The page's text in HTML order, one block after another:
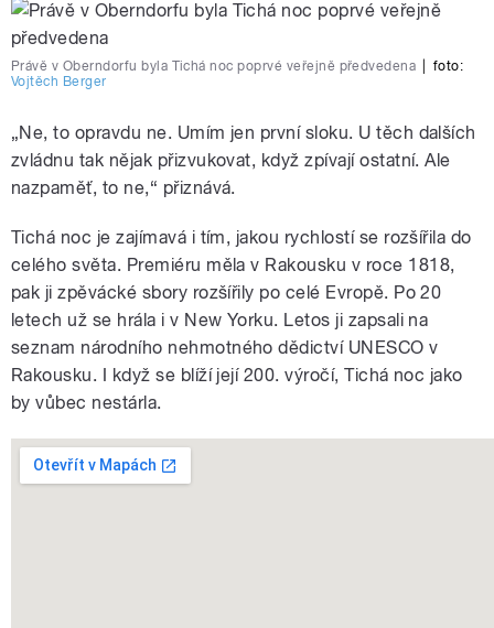
Právě v Oberndorfu byla Tichá noc poprvé veřejně předvedena
foto:
Vojtěch Berger
„Ne, to opravdu ne. Umím jen první sloku. U těch dalších
zvládnu tak nějak přizvukovat, když zpívají ostatní. Ale
nazpaměť, to ne,“ přiznává.
Tichá noc je zajímavá i tím, jakou rychlostí se rozšířila do
celého světa. Premiéru měla v Rakousku v roce 1818,
pak ji zpěvácké sbory rozšířily po celé Evropě. Po 20
letech už se hrála i v New Yorku. Letos ji zapsali na
seznam národního nehmotného dědictví UNESCO v
Rakousku. I když se blíží její 200. výročí, Tichá noc jako
by vůbec nestárla.